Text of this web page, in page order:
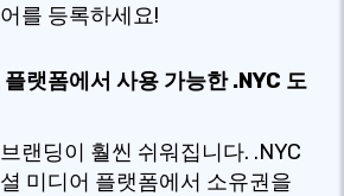
를 등록하세요!
랫폼에서 사용 가능한 .NYC 도
랜딩이 훨씬 쉬워집니다. .NYC
미디어 플랫폼에서 소유권을